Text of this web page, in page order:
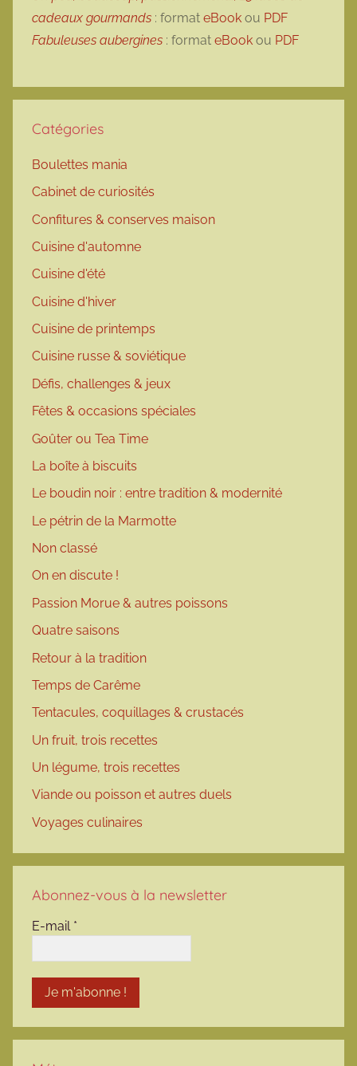
cadeaux gourmands : format eBook ou PDF
Fabuleuses aubergines : format eBook ou PDF
Catégories
Boulettes mania
Cabinet de curiosités
Confitures & conserves maison
Cuisine d'automne
Cuisine d'été
Cuisine d'hiver
Cuisine de printemps
Cuisine russe & soviétique
Défis, challenges & jeux
Fêtes & occasions spéciales
Goûter ou Tea Time
La boîte à biscuits
Le boudin noir : entre tradition & modernité
Le pétrin de la Marmotte
Non classé
On en discute !
Passion Morue & autres poissons
Quatre saisons
Retour à la tradition
Temps de Carême
Tentacules, coquillages & crustacés
Un fruit, trois recettes
Un légume, trois recettes
Viande ou poisson et autres duels
Voyages culinaires
Abonnez-vous à la newsletter
E-mail *